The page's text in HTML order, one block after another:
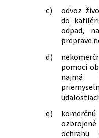
c)
odvoz
do
odpad,
preprave
d)
pomoci
najmä
e)
ochranu